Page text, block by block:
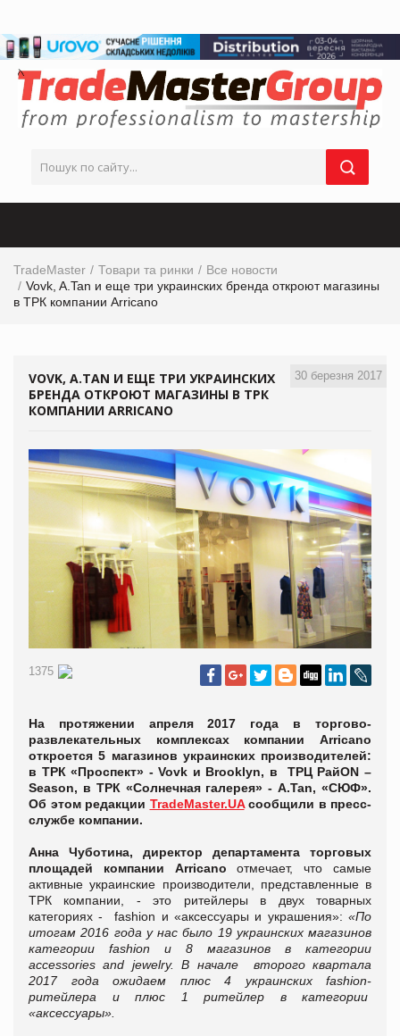
TradeMaster Товари та ринки
Все новости
Vovk, A.Tan и еще три украинских бренда откроют магазины
в ТРК компании Arricano
30 березня 2017
VOVK, A.TAN И ЕЩЕ ТРИ УКРАИНСКИХ
БРЕНДА ОТКРОЮТ МАГАЗИНЫ В ТРК
КОМПАНИИ ARRICANO
1375
На протяжении апреля 2017 года в торгово-
развлекательных комплексах компании Arricano
откроется 5 магазинов украинских производителей:
в ТРК «Проспект» - Vovk и Brooklyn, в ТРЦ РайON –
Season, в ТРК «Солнечная галерея» - A.Tan, «СЮФ».
Об этом редакции TradeMaster.UAсообщили в пресс-
службе компании.
Анна Чуботина, директор департамента торговых
площадей компании Arricano отмечает, что самые
активные украинские производители, представленные в
ТРК компании, - это ритейлеры в двух товарных
категориях - fashion и «аксесcуары и украшения»: «По
итогам 2016 года у нас было 19 украинских магазинов
категории fashion и 8 магазинов в категории
accessories and jewelry. В начале второго квартала
2017 года ожидаем плюс 4 украинских fashion-
ритейлера и плюс 1 ритейлер в категории
«аксесcуары».